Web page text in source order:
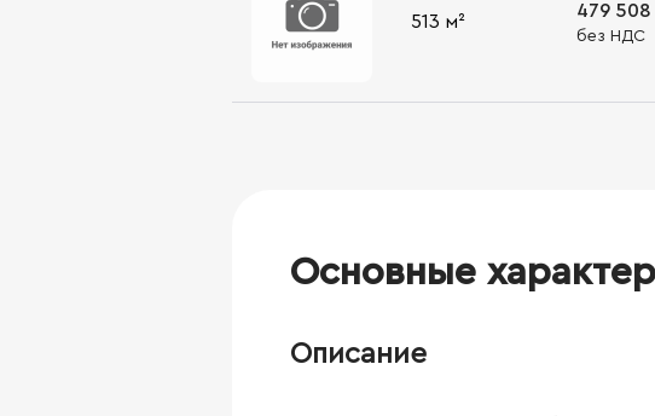
513 м²
479
без НДС
Основные
Описание